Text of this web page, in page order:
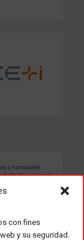
con fines
y su seguridad.